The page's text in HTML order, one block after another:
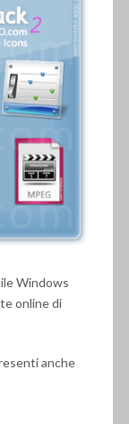
Windows
online di
anche